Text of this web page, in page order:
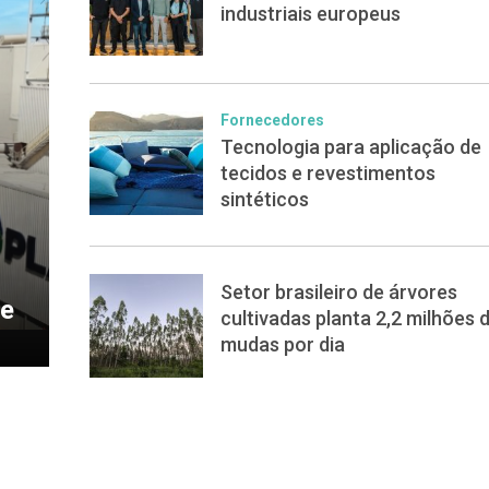
industriais europeus
Fornecedores
Tecnologia para aplicação de
tecidos e revestimentos
sintéticos
Setor brasileiro de árvores
cultivadas planta 2,2 milhões
mudas por dia